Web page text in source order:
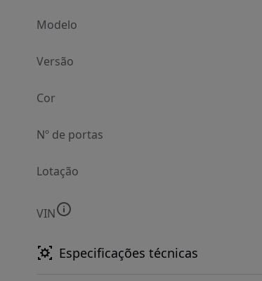
Modelo
Versão
Cor
Nº de portas
Lotação
VIN
Especificações técnicas